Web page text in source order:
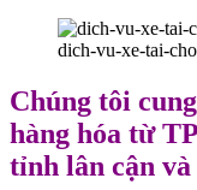
dich-vu-xe-tai-
Chúng tôi
hàng hóa từ
tỉnh lân cận và